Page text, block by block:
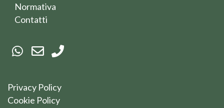
Normativa
Contatti
Privacy Policy
Cookie Policy